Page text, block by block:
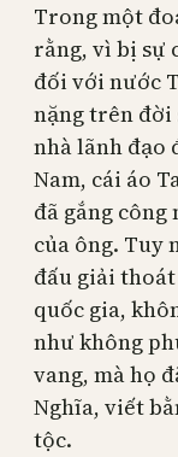
Trong một
rằng, vì bị sự
đối với nước
nặng trên đời
nhà lãnh đạo
Nam, cái áo
đã gắng
của ông. Tuy
đấu giải thoát
quốc gia,
như không
vang, mà họ
Nghĩa, viết
tộc.